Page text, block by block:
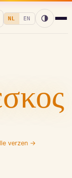
NL EN
verzen →